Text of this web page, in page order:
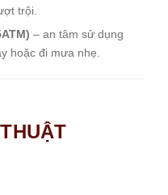
trội.
– an tâm sử dụng
hoặc đi mưa nhẹ.